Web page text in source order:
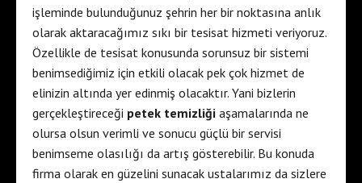
işleminde bulunduğunuz şehrin her bir noktasına anlık
olarak aktaracağımız sıkı bir tesisat hizmeti veriyoruz.
Özellikle de tesisat konusunda sorunsuz bir sistemi
benimsediğimiz için etkili olacak pek çok hizmet de
elinizin altında yer edinmiş olacaktır. Yani bizlerin
gerçekleştireceği petek temizliği aşamalarında ne
olursa olsun verimli ve sonucu güçlü bir servisi
benimseme olasılığı da artış gösterebilir. Bu konuda
firma olarak en güzelini sunacak ustalarımız da sizlere